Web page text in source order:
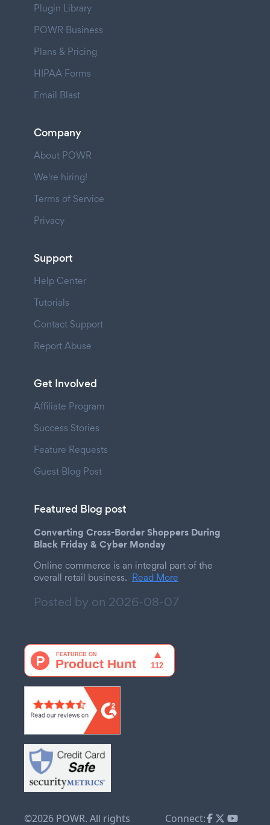
Plugin Library
POWR Business
Plans & Pricing
HIPAA Forms
Email Blast
Company
About POWR
We're hiring!
Terms of Service
Privacy
Support
Help Center
Tutorials
Contact Support
Report Abuse
Get Involved
Affiliate Program
Success Stories
Feature Requests
Guest Blog Post
Featured Blog post
Converting Cross-Border Shoppers During
Black Friday & Cyber Monday
Online commerce is an integral part of the
overall retail business. Read More
Posted by on 2026-08-07
©2026 POWR. All rights Connect: